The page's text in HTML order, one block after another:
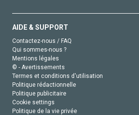
AIDE & SUPPORT
Contactez-nous / FAQ
Qui sommes-nous ?
Mentions légales
© - Avertissements
Termes et conditions d'utilisation
Politique rédactionnelle
Politique publicitaire
Cookie settings
Politique de la vie privée